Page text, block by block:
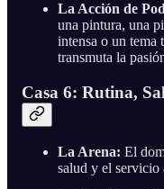
La Acción de
una pintura, una
intensa o un tema
transmuta la
Casa 6: Rutina,
La Arena: El
salud y el servicio